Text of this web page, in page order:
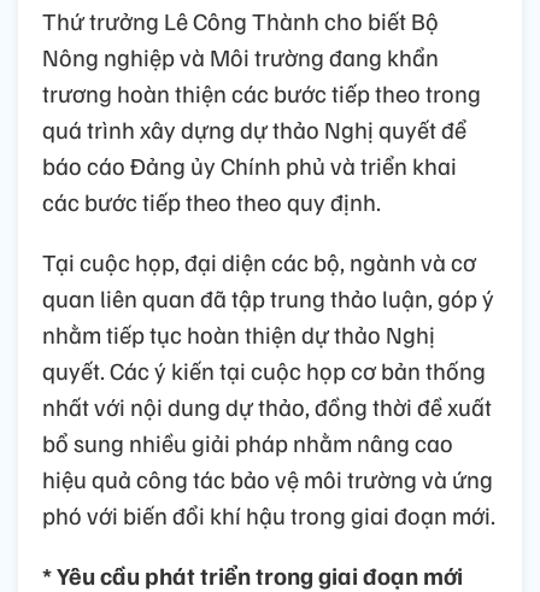
Thứ trưởng Lê Công Thành cho biết Bộ
Nông nghiệp và Môi trường đang khẩn
trương hoàn thiện các bước tiếp theo trong
quá trình xây dựng dự thảo Nghị quyết để
báo cáo Đảng ủy Chính phủ và triển khai
các bước tiếp theo theo quy định.
Tại cuộc họp, đại diện các bộ, ngành và cơ
quan liên quan đã tập trung thảo luận, góp ý
nhằm tiếp tục hoàn thiện dự thảo Nghị
quyết. Các ý kiến tại cuộc họp cơ bản thống
nhất với nội dung dự thảo, đồng thời đề xuất
bổ sung nhiều giải pháp nhằm nâng cao
hiệu quả công tác bảo vệ môi trường và ứng
phó với biến đổi khí hậu trong giai đoạn mới.
* Yêu cầu phát triển trong giai đoạn mới